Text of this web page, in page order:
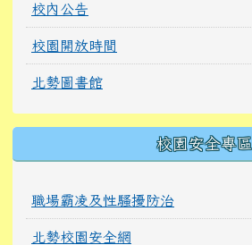
校內公告
校園開放時間
北勢圖書館
校園安全專區
職場霸凌及性騷擾防治
北勢校園安全網